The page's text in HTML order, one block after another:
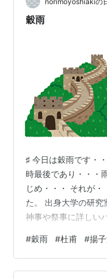
メン900円もあり…
穀雨
♯ 今日は穀雨です・
時最後であり・・・
じめ・・・ それが
た。 出身大学の研
神事や祭事に詳しい
を気にするなんて」
そんな話ししてたか
整って、そこに雨が
#穀雨 #杜甫 #揚